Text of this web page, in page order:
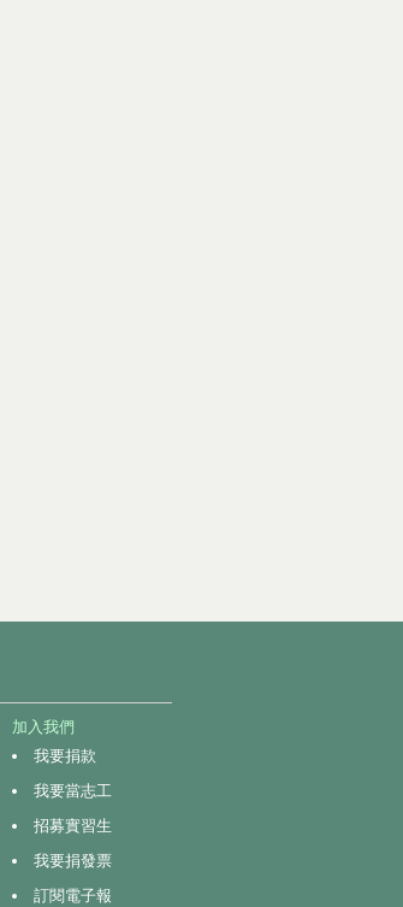
加入我們
我要捐款
我要當志工
招募實習生
我要捐發票
訂閱電子報